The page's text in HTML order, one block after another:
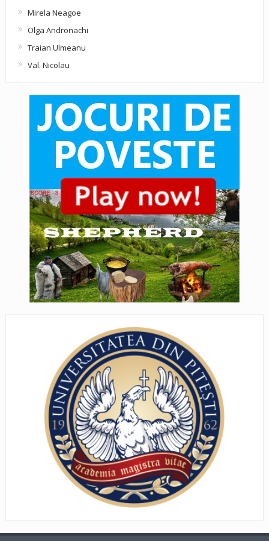
Mirela Neagoe
Olga Andronachi
Traian Ulmeanu
Val. Nicolau